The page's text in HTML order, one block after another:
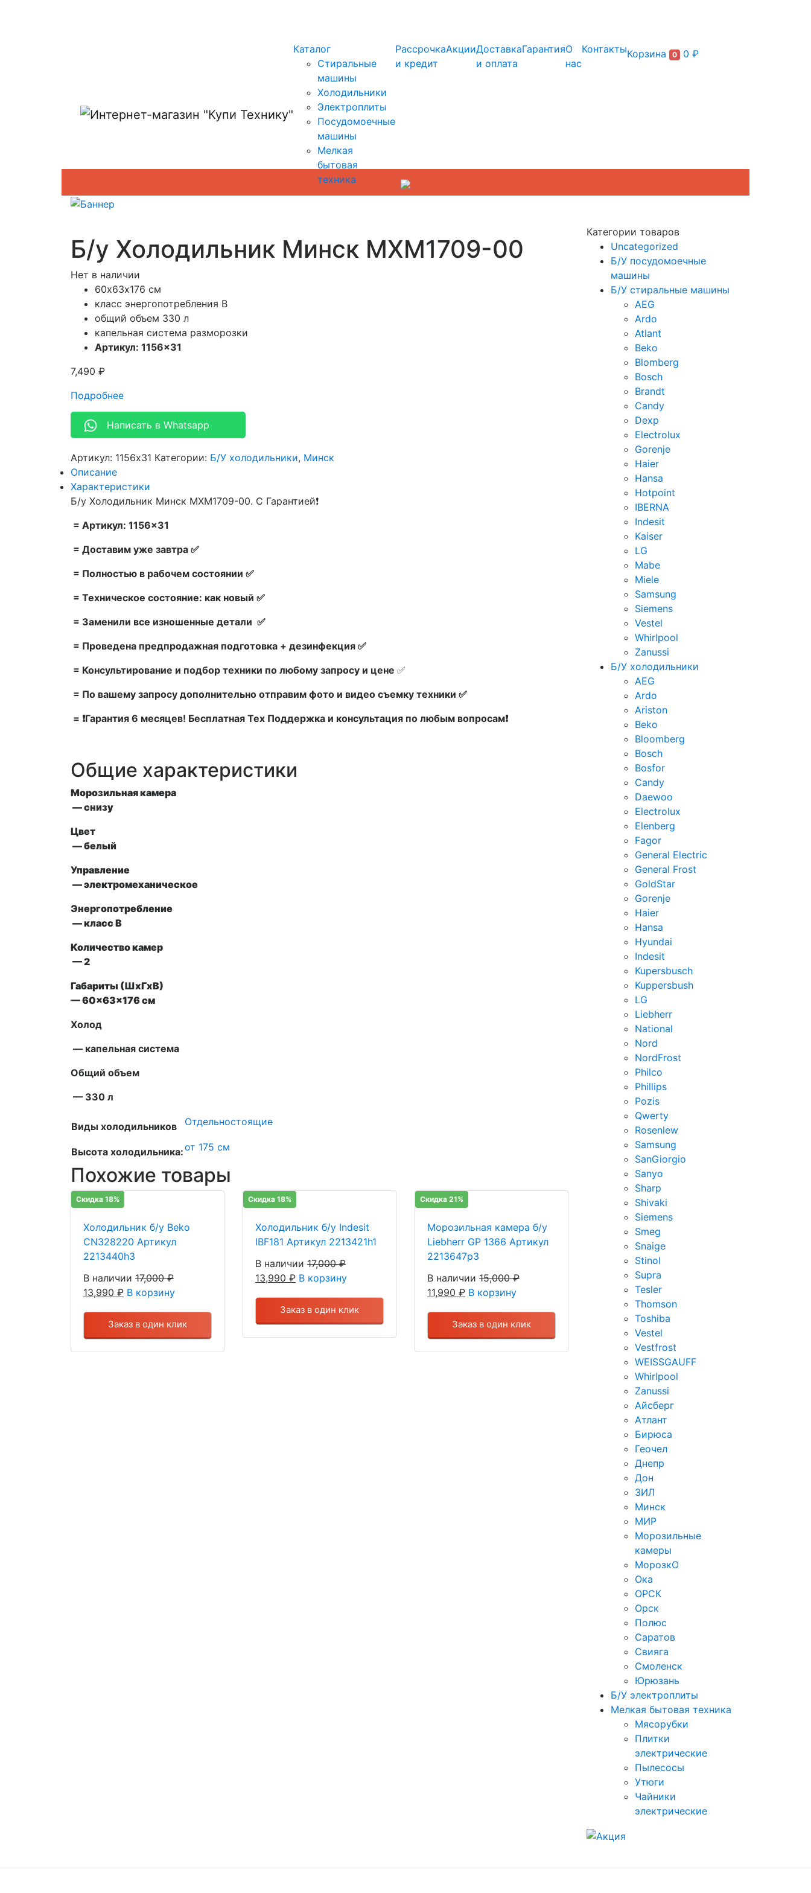
Каталог
Стиральные
машины
Холодильники
Электроплиты
Посудомоечные
машины
Мелкая
бытовая
техника
Рассрочка
и кредит
АкцииДоставка
и оплата
ГарантияО
нас
КонтактыКорзина 0 0 ₽
Б/у Холодильник Минск МХМ1709-00
Нет в наличии
60х63х176 см
класс энергопотребления B
общий объем 330 л
капельная система разморозки
Артикул: 1156×31
7,490 ₽
Подробнее
Написать в Whatsapp
Артикул: 1156x31 Категории: Б/У холодильники, Минск
Описание
Характеристики
Б/у Холодильник Минск МХМ1709-00. С Гарантией❗
= Артикул: 1156×31
= Доставим уже завтра ✅
= Полностью в рабочем состоянии ✅
= Техническое состояние: как новый ✅
= Заменили все изношенные детали ✅
= Проведена предпродажная подготовка + дезинфекция ✅
= Консультирование и подбор техники по любому запросу и цене ✅
= По вашему запросу дополнительно отправим фото и видео съемку техники ✅
= ❗Гарантия 6 месяцев! Бесплатная Тех Поддержка и консультация по любым вопросам❗
Общие характеристики
Морозильная камера
— снизу
Цвет
— белый
Управление
— электромеханическое
Энергопотребление
— класс B
Количество камер
— 2
Габариты (ШxГxВ)
— 60x63x176 см
Холод
— капельная система
Общий объем
— 330 л
Виды холодильников Отдельностоящие
Высота холодильника:от 175 см
Похожие товары
Скидка 18%
Холодильник б/у Beko
CN328220 Артикул
2213440h3
В наличии 17,000₽
13,990 ₽ В корзину
Заказ в один клик
Скидка 18%
Холодильник б/у Indesit
IBF181 Артикул 2213421h1
В наличии 17,000₽
13,990 ₽ В корзину
Заказ в один клик
Скидка 21%
Морозильная камера б/у
Liebherr GP 1366 Артикул
2213647р3
В наличии 15,000₽
11,990 ₽ В корзину
Заказ в один клик
Категории товаров
Uncategorized
Б/У посудомоечные
машины
Б/У стиральные машины
AEG
Ardo
Atlant
Beko
Blomberg
Bosch
Brandt
Candy
Dexp
Electrolux
Gorenje
Haier
Hansa
Hotpoint
IBERNA
Indesit
Kaiser
LG
Mabe
Miele
Samsung
Siemens
Vestel
Whirlpool
Zanussi
Б/У холодильники
AEG
Ardo
Ariston
Beko
Bloomberg
Bosch
Bosfor
Candy
Daewoo
Electrolux
Elenberg
Fagor
General Electric
General Frost
GoldStar
Gorenje
Haier
Hansa
Hyundai
Indesit
Kupersbusch
Kuppersbush
LG
Liebherr
National
Nord
NordFrost
Philco
Phillips
Pozis
Qwerty
Rosenlew
Samsung
SanGiorgio
Sanyo
Sharp
Shivaki
Siemens
Smeg
Snaige
Stinol
Supra
Tesler
Thomson
Toshiba
Vestel
Vestfrost
WEISSGAUFF
Whirlpool
Zanussi
Айсберг
Атлант
Бирюса
Геочел
Днепр
Дон
ЗИЛ
Минск
МИР
Морозильные
камеры
МорозкО
Ока
ОРСК
Орск
Полюс
Саратов
Свияга
Смоленск
Юрюзань
Б/У электроплиты
Мелкая бытовая техника
Мясорубки
Плитки
электрические
Пылесосы
Утюги
Чайники
электрические